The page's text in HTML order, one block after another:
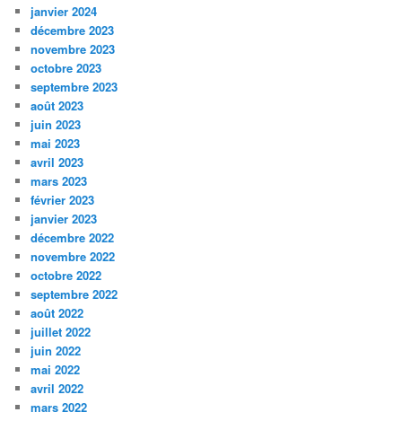
janvier 2024
décembre 2023
novembre 2023
octobre 2023
septembre 2023
août 2023
juin 2023
mai 2023
avril 2023
mars 2023
février 2023
janvier 2023
décembre 2022
novembre 2022
octobre 2022
septembre 2022
août 2022
juillet 2022
juin 2022
mai 2022
avril 2022
mars 2022